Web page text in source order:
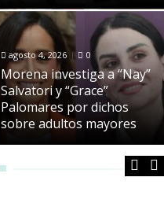
agosto 4, 2026 0
Morena investiga a “Nay”
Salvatori y “Grace”
Palomares por dichos
sobre adultos mayores